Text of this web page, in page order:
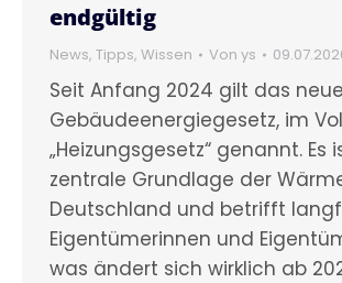
endgültig
News, Tipps, Wissen Von ys
Seit Anfang 2024 gilt das neue
Gebäudeenergiegesetz, im
„Heizungsgesetz“ genannt. Es
zentrale Grundlage der
Deutschland und betrifft
Eigentümerinnen und
was ändert sich wirklich ab